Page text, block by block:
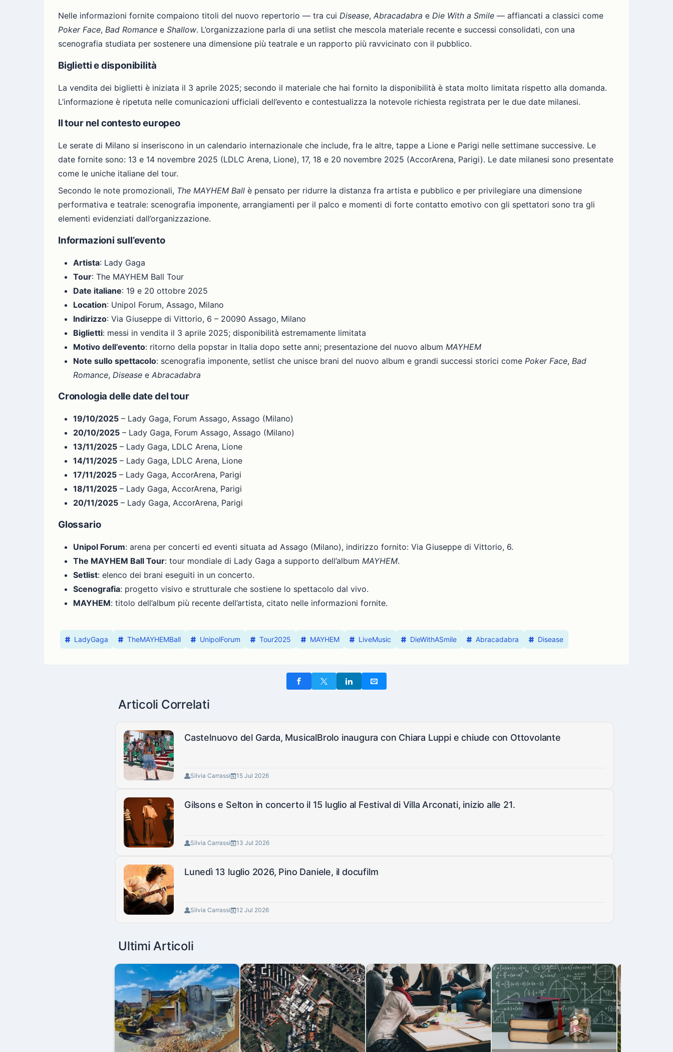
Nelle informazioni fornite compaiono titoli del nuovo repertorio — tra cui Disease, Abracadabra e Die With a Smile — affiancati a classici come
Poker Face, Bad Romance e Shallow. L’organizzazione parla di una setlist che mescola materiale recente e successi consolidati, con una
scenografia studiata per sostenere una dimensione più teatrale e un rapporto più ravvicinato con il pubblico.
Biglietti e disponibilità
La vendita dei biglietti è iniziata il 3 aprile 2025; secondo il materiale che hai fornito la disponibilità è stata molto limitata rispetto alla domanda.
L’informazione è ripetuta nelle comunicazioni ufficiali dell’evento e contestualizza la notevole richiesta registrata per le due date milanesi.
Il tour nel contesto europeo
Le serate di Milano si inseriscono in un calendario internazionale che include, fra le altre, tappe a Lione e Parigi nelle settimane successive. Le
date fornite sono: 13 e 14 novembre 2025 (LDLC Arena, Lione), 17, 18 e 20 novembre 2025 (AccorArena, Parigi). Le date milanesi sono presentate
come le uniche italiane del tour.
Secondo le note promozionali, The MAYHEM Ball è pensato per ridurre la distanza fra artista e pubblico e per privilegiare una dimensione
performativa e teatrale: scenografia imponente, arrangiamenti per il palco e momenti di forte contatto emotivo con gli spettatori sono tra gli
elementi evidenziati dall’organizzazione.
Informazioni sull’evento
Artista: Lady Gaga
Tour: The MAYHEM Ball Tour
Date italiane: 19 e 20 ottobre 2025
Location: Unipol Forum, Assago, Milano
Indirizzo: Via Giuseppe di Vittorio, 6 – 20090 Assago, Milano
Biglietti: messi in vendita il 3 aprile 2025; disponibilità estremamente limitata
Motivo dell’evento: ritorno della popstar in Italia dopo sette anni; presentazione del nuovo album MAYHEM
Note sullo spettacolo: scenografia imponente, setlist che unisce brani del nuovo album e grandi successi storici come Poker Face, Bad
Romance, Disease e Abracadabra
Cronologia delle date del tour
19/10/2025 – Lady Gaga, Forum Assago, Assago (Milano)
20/10/2025 – Lady Gaga, Forum Assago, Assago (Milano)
13/11/2025 – Lady Gaga, LDLC Arena, Lione
14/11/2025 – Lady Gaga, LDLC Arena, Lione
17/11/2025 – Lady Gaga, AccorArena, Parigi
18/11/2025 – Lady Gaga, AccorArena, Parigi
20/11/2025 – Lady Gaga, AccorArena, Parigi
Glossario
Unipol Forum: arena per concerti ed eventi situata ad Assago (Milano), indirizzo fornito: Via Giuseppe di Vittorio, 6.
The MAYHEM Ball Tour: tour mondiale di Lady Gaga a supporto dell’album MAYHEM.
Setlist: elenco dei brani eseguiti in un concerto.
Scenografia: progetto visivo e strutturale che sostiene lo spettacolo dal vivo.
MAYHEM: titolo dell’album più recente dell’artista, citato nelle informazioni fornite.
LadyGaga TheMAYHEMBall UnipolForum Tour2025 MAYHEM LiveMusic DieWithASmile Abracadabra Disease
Articoli Correlati
Castelnuovo del Garda, MusicalBrolo inaugura con Chiara Luppi e chiude con Ottovolante
Silvia Carrassi 15 Jul 2026
Gilsons e Selton in concerto il 15 luglio al Festival di Villa Arconati, inizio alle 21.
Silvia Carrassi 13 Jul 2026
Lunedì 13 luglio 2026, Pino Daniele, il docufilm
Silvia Carrassi 12 Jul 2026
Ultimi Articoli